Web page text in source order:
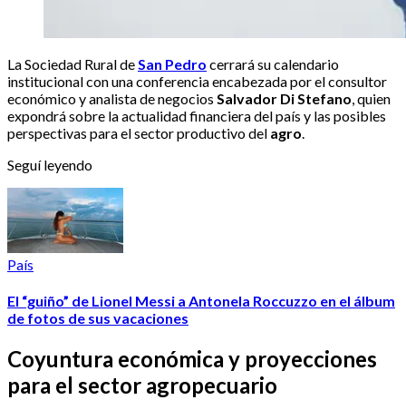
La Sociedad Rural deSan Pedro cerrará su calendario
institucional con una conferencia encabezada por el consultor
económico y analista de negocios Salvador Di Stefano, quien
expondrá sobre la actualidad financiera del país y las posibles
perspectivas para el sector productivo del agro.
Seguí leyendo
País
El “guiño” de Lionel Messi a Antonela Roccuzzo en el álbum
de fotos de sus vacaciones
Coyuntura económica y proyecciones
para el sector agropecuario